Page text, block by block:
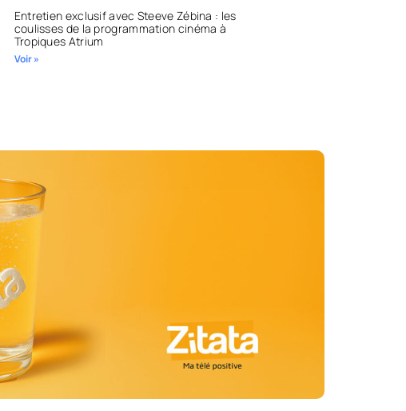
Entretien exclusif avec Steeve Zébina : les
coulisses de la programmation cinéma à
Tropiques Atrium
Voir »